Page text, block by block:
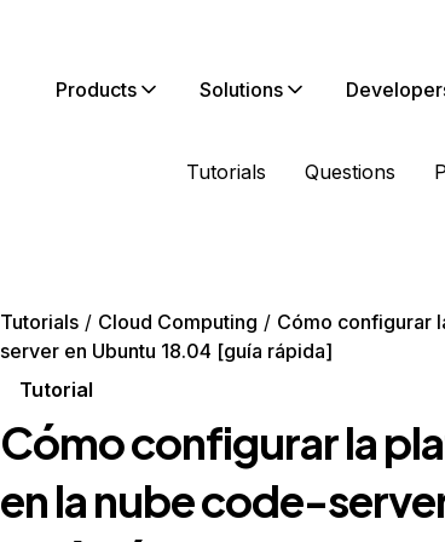
Products Solutions
Tutorials Questions
Tutorials Cloud Computing
Cómo configurar
server en Ubuntu 18.04 [guía rápida]
Tutorial
Cómo configurar la
en la nube code-